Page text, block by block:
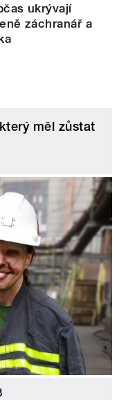
ukrývají
záchranář a
měl zůstat